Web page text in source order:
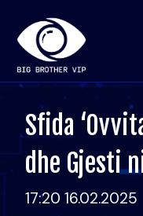
Sfida
dhe Gjesti
17:20 16.02.2025